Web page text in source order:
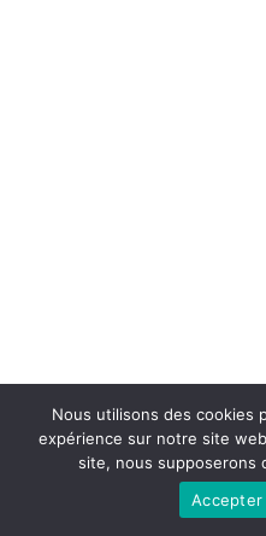
Copyright ©
Nous utilisons des cookies
expérience sur notre site
site, nous supposerons
Accepter